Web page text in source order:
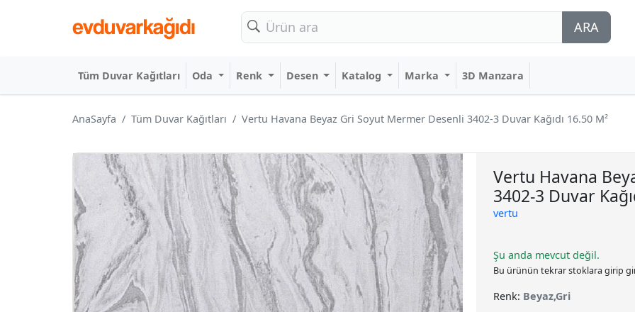
ARA
Tüm Duvar Kağıtları Oda Renk Desen Katalog Marka 3D Manzara
AnaSayfa Tüm Duvar Kağıtları Vertu Havana Beyaz Gri Soyut Mermer Desenli 3402-3 Duvar Kağıdı 16.50 M²
Vertu Havana
3402-3 Duvar
vertu
Şu anda mevcut değil.
Bu ürünün tekrar stoklara girip
Renk: Beyaz,Gri